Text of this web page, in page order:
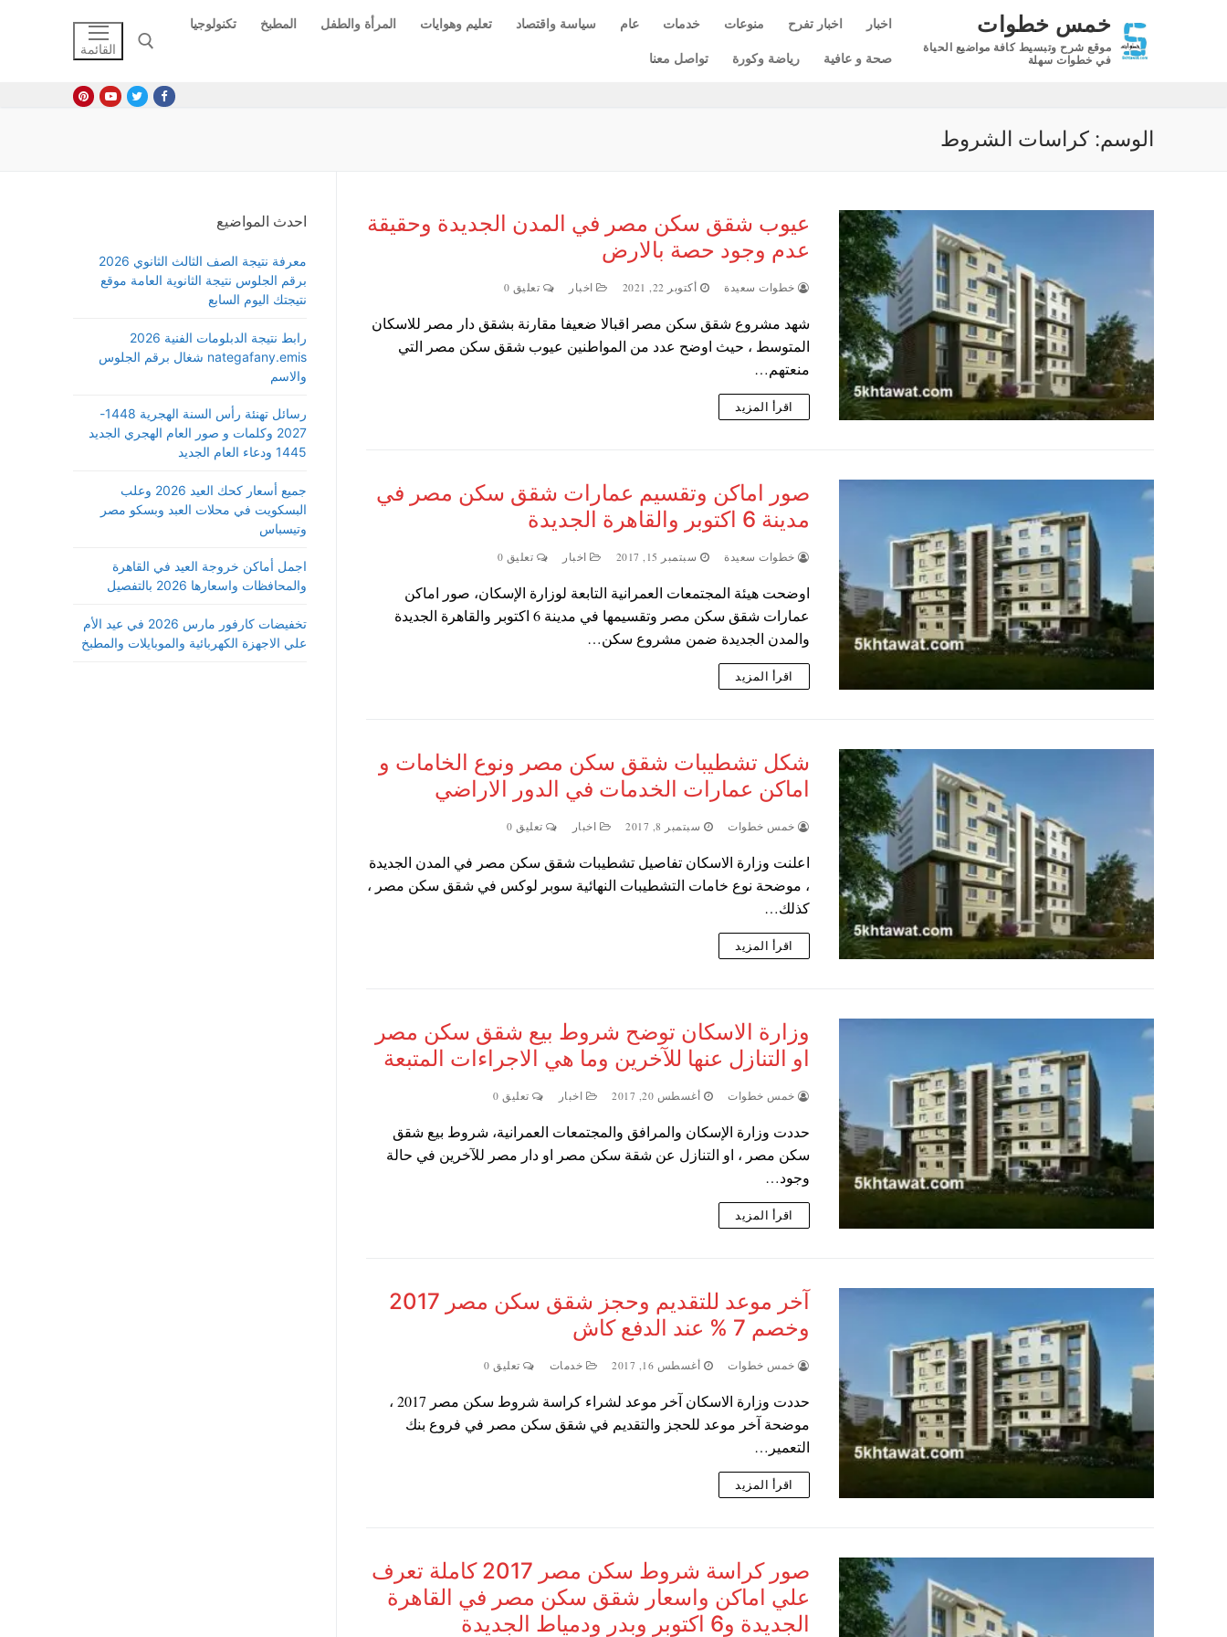
خمس خطوات
موقع شرح وتبسيط كافة مواضيع الحياة
في خطوات سهلة
اخبار اخبار تفرح منوعات خدمات عام سياسة واقتصاد تعليم وهوايات المرأة والطفل المطبخ
تكنولوجيا
صحة و عافية
رياضة وكورة تواصل معنا القائمة
الوسم: كراسات الشروط
عيوب شقق سكن مصر في المدن الجديدة وحقيقة
عدم وجود حصة بالارض
خطوات سعيدة أكتوبر 22, 2021 اخبار تعليق 0
شهد مشروع شقق سكن مصر اقبالا ضعيفا مقارنة بشقق دار مصر للاسكان
المتوسط ، حيث اوضح عدد من المواطنين عيوب شقق سكن مصر التي
منعتهم…
اقرأ المزيد
صور اماكن وتقسيم عمارات شقق سكن مصر في
مدينة 6 اكتوبر والقاهرة الجديدة
خطوات سعيدة سبتمبر 15, 2017 اخبار تعليق 0
اوضحت هيئة المجتمعات العمرانية التابعة لوزارة الإسكان، صور اماكن
عمارات شقق سكن مصر وتقسيمها في مدينة 6 اكتوبر والقاهرة الجديدة
والمدن الجديدة ضمن مشروع سكن…
اقرأ المزيد
شكل تشطيبات شقق سكن مصر ونوع الخامات و
اماكن عمارات الخدمات في الدور الاراضي
خمس خطوات سبتمبر 8, 2017 اخبار تعليق 0
اعلنت وزارة الاسكان تفاصيل تشطيبات شقق سكن مصر في المدن الجديدة
، موضحة نوع خامات التشطيبات النهائية سوبر لوكس في شقق سكن مصر ،
كذلك…
اقرأ المزيد
وزارة الاسكان توضح شروط بيع شقق سكن مصر
او التنازل عنها للآخرين وما هي الاجراءات المتبعة
خمس خطوات أغسطس 20, 2017 اخبار تعليق 0
حددت وزارة الإسكان والمرافق والمجتمعات العمرانية، شروط بيع شقق
سكن مصر ، او التنازل عن شقة سكن مصر او دار مصر للآخرين في حالة
وجود…
اقرأ المزيد
آخر موعد للتقديم وحجز شقق سكن مصر 2017
وخصم 7 % عند الدفع كاش
خمس خطوات أغسطس 16, 2017 خدمات تعليق 0
حددت وزارة الاسكان آخر موعد لشراء كراسة شروط سكن مصر 2017 ،
موضحة آخر موعد للحجز والتقديم في شقق سكن مصر في فروع بنك
التعمير…
اقرأ المزيد
صور كراسة شروط سكن مصر 2017 كاملة تعرف
علي اماكن واسعار شقق سكن مصر في القاهرة
الجديدة و6 اكتوبر وبدر ودمياط الجديدة
احدث المواضيع
معرفة نتيجة الصف الثالث الثانوي 2026
برقم الجلوس نتيجة الثانوية العامة موقع
نتيجتك اليوم السابع
رابط نتيجة الدبلومات الفنية 2026
nategafany.emis شغال برقم الجلوس
والاسم
رسائل تهنئة رأس السنة الهجرية 1448-
2027 وكلمات و صور العام الهجري الجديد
1445 ودعاء العام الجديد
جميع أسعار كحك العيد 2026 وعلب
البسكويت في محلات العبد وبسكو مصر
وتيسباس
اجمل أماكن خروجة العيد في القاهرة
والمحافظات واسعارها 2026 بالتفصيل
تخفيضات كارفور مارس 2026 في عيد الأم
علي الاجهزة الكهربائية والموبايلات والمطبخ